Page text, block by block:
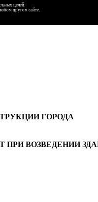
целей.
другом сайте.
ГОРОДА
ВОЗВЕДЕНИИ